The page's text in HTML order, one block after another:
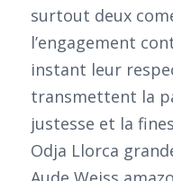
surtout deux
l’engagement
instant leur
transmettent la
justesse et la
Odja Llorca